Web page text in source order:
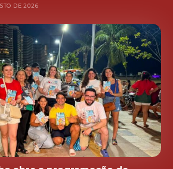
DE 2026